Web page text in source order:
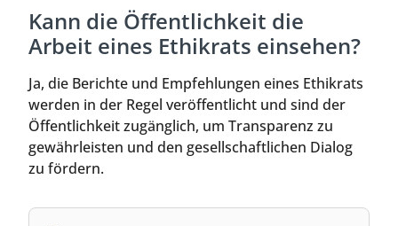
Kann die Öffentlichkeit die
Arbeit eines Ethikrats einsehen?
Ja, die Berichte und Empfehlungen eines Ethikrats
werden in der Regel veröffentlicht und sind der
Öffentlichkeit zugänglich, um Transparenz zu
gewährleisten und den gesellschaftlichen Dialog
zu fördern.